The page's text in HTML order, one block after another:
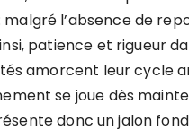
l’absence de
patience et rigueur
amorcent leur cycle
se joue dès
donc un jalon